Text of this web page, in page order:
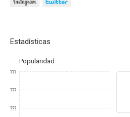
Estadísticas
Popularidad
???
???
???